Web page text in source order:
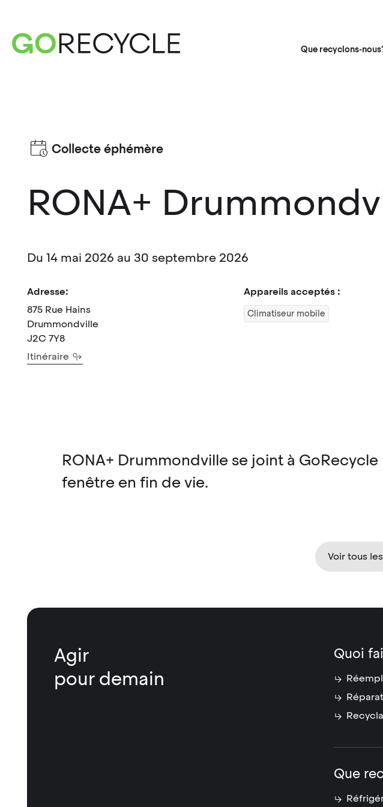
Que recyclons-
Collecte éphémère
RONA+
Du 14 mai 2026 au 30 septembre 2026
Adresse:
875 Rue Hains
Drummondville
J2C 7Y8
Itinéraire
Appareils acceptés :
Climatiseur mobile
RONA+ Drummondville se joint à
fenêtre en fin de vie.
Voir tous
Agir
pour demain
Quoi
Que